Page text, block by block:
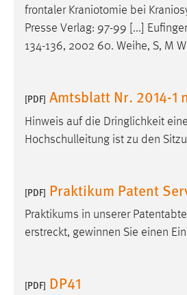
frontaler Kraniotomie bei
Presse Verlag: 97-99 [...]
134-136, 2002 60. Weihe, S, M
[PDF] Amtsblatt Nr. 2014-1
Hinweis auf die Dringlichkeit
Hochschulleitung ist zu den
[PDF] Praktikum Patent
Praktikums in unserer
erstreckt, gewinnen Sie einen
[PDF] DP41